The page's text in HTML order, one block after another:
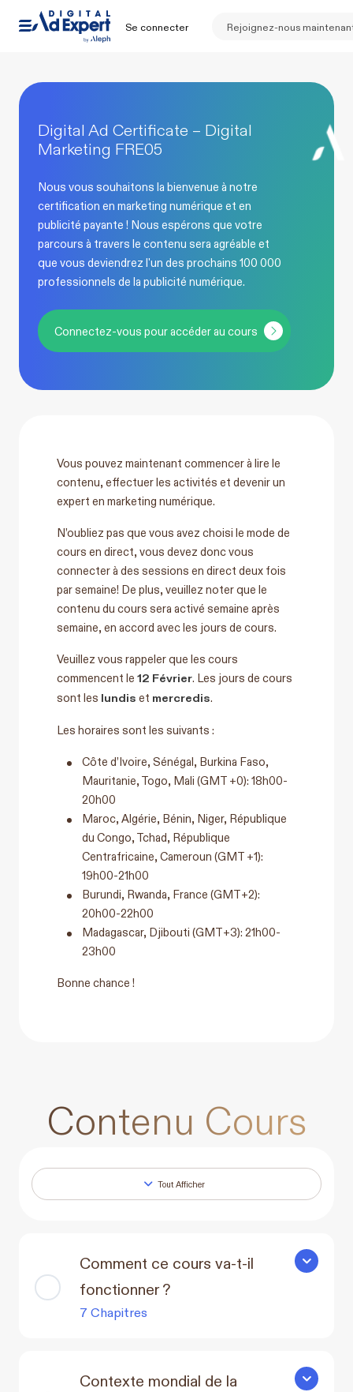
Se connecter Rejoignez-nous
Digital Ad Certificate – Digital
Marketing FRE05
Nous vous souhaitons la bienvenue à notre
certification en marketing numérique et en
publicité payante ! Nous espérons que votre
parcours à travers le contenu sera agréable et
que vous deviendrez l'un des prochains 100 000
professionnels de la publicité numérique.
Connectez-vous pour accéder au cours
Vous pouvez maintenant commencer à lire le
contenu, effectuer les activités et devenir un
expert en marketing numérique.
N’oubliez pas que vous avez choisi le mode de
cours en direct, vous devez donc vous
connecter à des sessions en direct deux fois
par semaine! De plus, veuillez noter que le
contenu du cours sera activé semaine après
semaine, en accord avec les jours de cours.
Veuillez vous rappeler que les cours
commencent le 12 Février. Les jours de cours
sont les lundis et mercredis.
Les horaires sont les suivants :
Côte d’Ivoire, Sénégal, Burkina Faso,
Mauritanie, Togo, Mali (GMT +0): 18h00-
20h00
Maroc, Algérie, Bénin, Niger, République
du Congo, Tchad, République
Centrafricaine, Cameroun (GMT +1):
19h00-21h00
Burundi, Rwanda, France (GMT+2):
20h00-22h00
Madagascar, Djibouti (GMT+3): 21h00-
23h00
Bonne chance !
Contenu Cours
Tout Afficher
Leçons
Comment ce cours va-t-il
fonctionner ?
7 Chapitres
Comment
Contexte mondial de la
Contexte